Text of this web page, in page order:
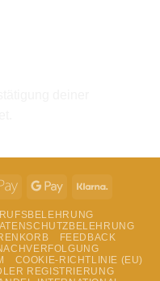
Apple
Google
FEEDBACK
COOKIE-RICHTLINIE (EU)
REGISTRIERUNG